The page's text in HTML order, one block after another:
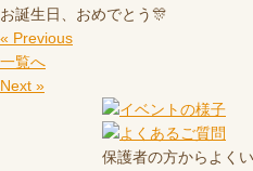
お誕生日、おめでとう🎊
« Previous
一覧へ
Next »
保護者の方からよく